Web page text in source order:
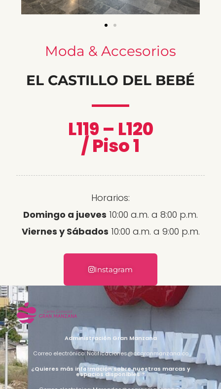
Moda & Accesorios
EL CASTILLO DEL BEBÉ
L119 – L120
/ Piso 1
Horarios:
Domingo a jueves 10:00 a.m. a 8:00 p.m.
Viernes y Sábados 10:00 a.m. a 9:00 p.m.
Instagram
Administración Gran Manzana
Correo electrónico: Notificaciones@ccgranmanzana.co
¿Quieres más información sobre nuestras marcas y
espacios disponibles ?